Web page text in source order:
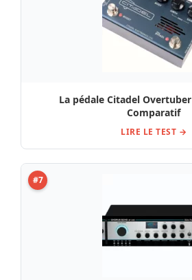
La pédale Citadel Overtuber Test, Avis &
Comparatif
LIRE LE TEST →
#7